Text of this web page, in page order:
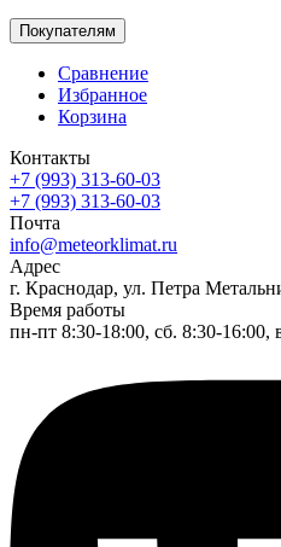
Покупателям
Сравнение
Избранное
Корзина
Контакты
+7 (993) 313-60-03
+7 (993) 313-60-03
Почта
info@meteorklimat.ru
Адрес
г. Краснодар, ул. Петра
Время работы
пн-пт 8:30-18:00, сб. 8:30-16:00,